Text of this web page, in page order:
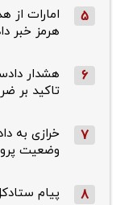
5
امارات از
هرمز خبر
6
هشدار
تاکید بر
7
خرازی به
وضعیت
8 پیام